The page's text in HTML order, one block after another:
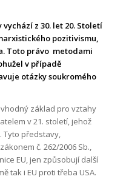
z 30. let 20. Století
pozitivismu,
Toto právo metodami
v případě
otázky soukromého
základ pro vztahy
v 21. století, jehož
Tyto představy,
č. 262/2006 Sb.,
EU, jen způsobují další
tak i EU proti třeba USA.